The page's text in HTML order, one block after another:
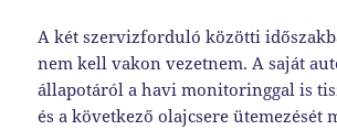
A két szervizforduló közötti
nem kell vakon vezetnem. A saját
állapotáról a havi monitoringgal is
és a következő olajcsere ütemezését